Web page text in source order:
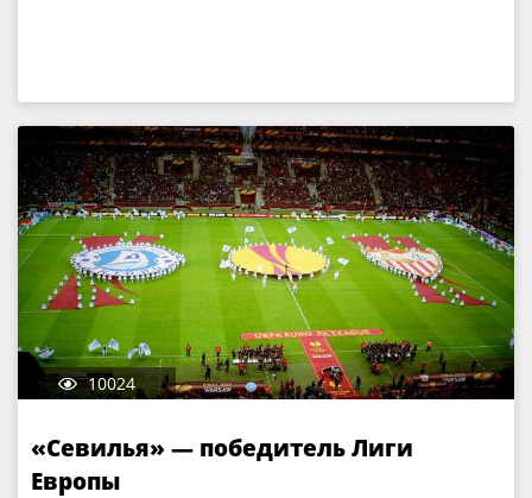
10024
«Севилья» — победитель Лиги
Европы